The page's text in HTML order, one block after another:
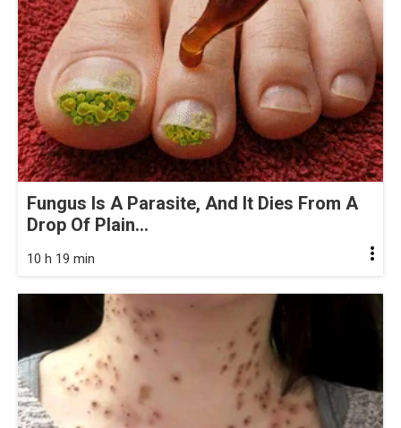
Fungus Is A Parasite, And It Dies From A
Drop Of Plain...
10 h 19 min